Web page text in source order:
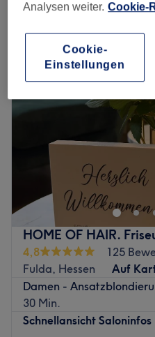
Ein Salon, der anbietet:
HOME OF HAIR.
4,8
125
Fulda, Hessen
Auf
Damen -
30 Min.
Schnellansicht Saloninfos
Analysen weiter. Cookie-
Cookie-
Einstellungen